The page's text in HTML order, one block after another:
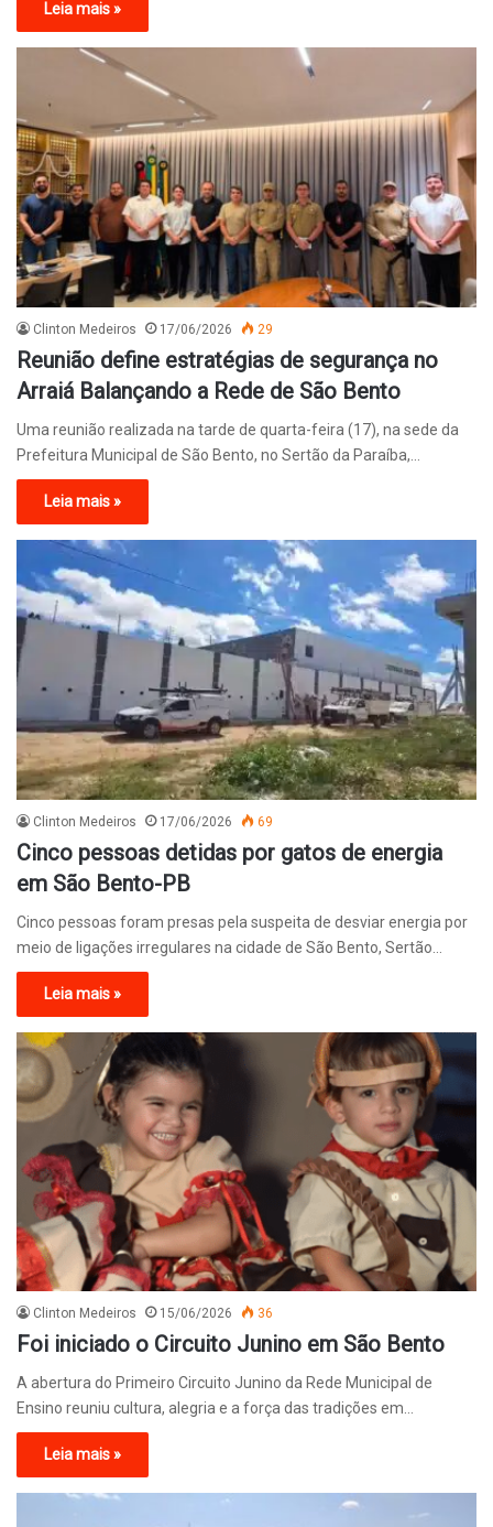
Leia mais »
Clinton Medeiros 17/06/2026 29
Reunião define estratégias de segurança no
Arraiá Balançando a Rede de São Bento
Uma reunião realizada na tarde de quarta-feira (17), na sede da
Prefeitura Municipal de São Bento, no Sertão da Paraíba,…
Leia mais »
Clinton Medeiros 17/06/2026 69
Cinco pessoas detidas por gatos de energia
em São Bento-PB
Cinco pessoas foram presas pela suspeita de desviar energia por
meio de ligações irregulares na cidade de São Bento, Sertão…
Leia mais »
Clinton Medeiros 15/06/2026 36
Foi iniciado o Circuito Junino em São Bento
A abertura do Primeiro Circuito Junino da Rede Municipal de
Ensino reuniu cultura, alegria e a força das tradições em…
Leia mais »